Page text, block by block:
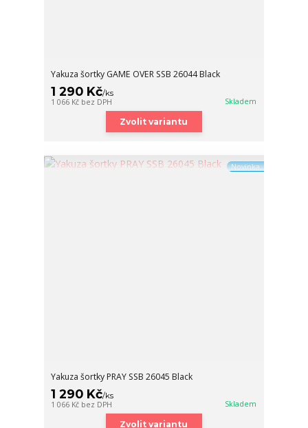
Yakuza šortky GAME OVER SSB 26044 Black
1 290 Kč/ks
1 066 Kč bez DPH Skladem
Zvolit variantu
Novinka
Yakuza šortky PRAY SSB 26045 Black
1 290 Kč/ks
1 066 Kč bez DPH Skladem
Zvolit variantu